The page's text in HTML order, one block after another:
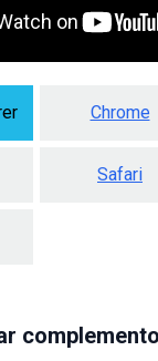
Chrome
Safari